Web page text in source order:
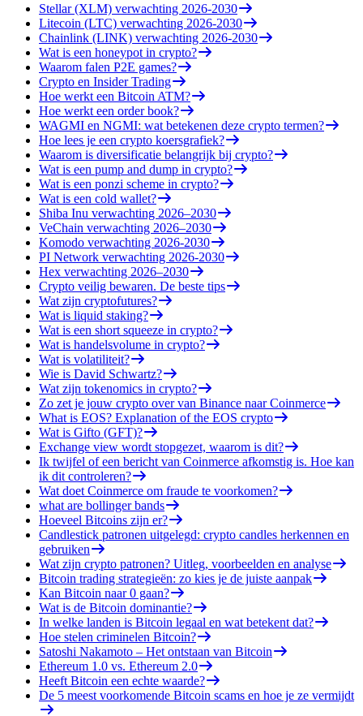
Stellar (XLM) verwachting 2026-2030
Litecoin (LTC) verwachting 2026-2030
Chainlink (LINK) verwachting 2026-2030
Wat is een honeypot in crypto?
Waarom falen P2E games?
Crypto en Insider Trading
Hoe werkt een Bitcoin ATM?
Hoe werkt een order book?
WAGMI en NGMI: wat betekenen deze crypto termen?
Hoe lees je een crypto koersgrafiek?
Waarom is diversificatie belangrijk bij crypto?
Wat is een pump and dump in crypto?
Wat is een ponzi scheme in crypto?
Wat is een cold wallet?
Shiba Inu verwachting 2026–2030
VeChain verwachting 2026–2030
Komodo verwachting 2026-2030
PI Network verwachting 2026-2030
Hex verwachting 2026–2030
Crypto veilig bewaren. De beste tips
Wat zijn cryptofutures?
Wat is liquid staking?
Wat is een short squeeze in crypto?
Wat is handelsvolume in crypto?
Wat is volatiliteit?
Wie is David Schwartz?
Wat zijn tokenomics in crypto?
Zo zet je jouw crypto over van Binance naar Coinmerce
What is EOS? Explanation of the EOS crypto
Wat is Gifto (GFT)?
Exchange view wordt stopgezet, waarom is dit?
Ik twijfel of een bericht van Coinmerce afkomstig is. Hoe kan
ik dit controleren?
Wat doet Coinmerce om fraude te voorkomen?
what are bollinger bands
Hoeveel Bitcoins zijn er?
Candlestick patronen uitgelegd: crypto candles herkennen en
gebruiken
Wat zijn crypto patronen? Uitleg, voorbeelden en analyse
Bitcoin trading strategieën: zo kies je de juiste aanpak
Kan Bitcoin naar 0 gaan?
Wat is de Bitcoin dominantie?
In welke landen is Bitcoin legaal en wat betekent dat?
Hoe stelen criminelen Bitcoin?
Satoshi Nakamoto – Het ontstaan van Bitcoin
Ethereum 1.0 vs. Ethereum 2.0
Heeft Bitcoin een echte waarde?
De 5 meest voorkomende Bitcoin scams en hoe je ze vermijdt